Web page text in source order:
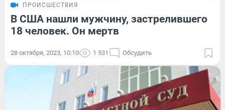
ПРОИСШЕСТВИЯ
В США нашли мужчину, застрелившего
18 человек. Он мертв
28 октября, 2023, 10:10 1 531 Обсудить